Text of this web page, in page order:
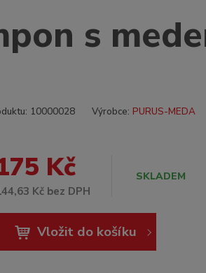
s
10000028
K
b
c
Výrobce: PURUS-MEDA
Kč
Kč bez DPH
SKLADEM
Vložit do košíku